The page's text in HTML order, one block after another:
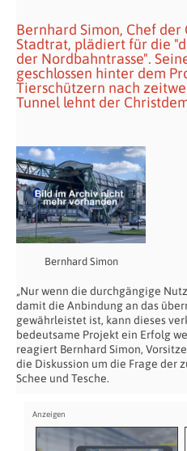
Bernhard Simon, Chef
Stadtrat, plädiert für die
der Nordbahntrasse".
geschlossen hinter dem
Tierschützern nach
Tunnel lehnt der
Bernhard Simon
„Nur wenn die durchgängige
damit die Anbindung an das
gewährleistet ist, kann dieses
bedeutsame Projekt ein Erfolg
reagiert Bernhard Simon,
die Diskussion um die Frage der
Schee und Tesche.